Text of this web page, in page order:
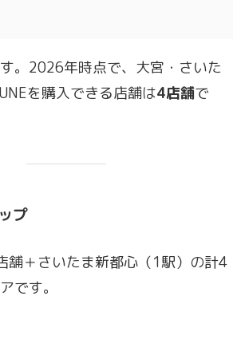
。2026年時点で、大宮・さいた
を購入できる店舗は4店舗で
プ
舗＋さいたま新都心（1駅）の計4
です。